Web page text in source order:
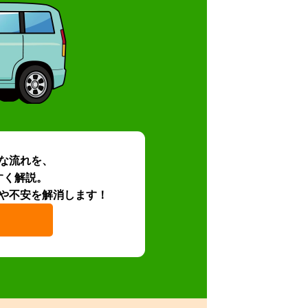
流れを、
解説。
不安を解消します！